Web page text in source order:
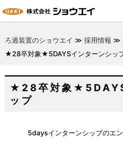
ろ過装置のショウエイ ≫ 採用情報 ≫
★28卒対象★5DAYSインターンシッ
★28卒対象
ップ
5daysインターンシップのエ